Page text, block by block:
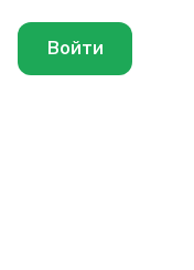
Войти